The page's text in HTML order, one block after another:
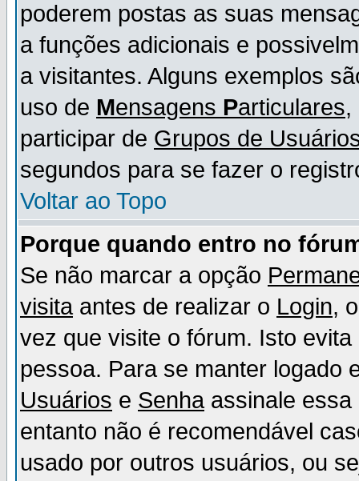
poderem postas as suas
a funções adicionais e
a visitantes. Alguns exemplos
uso de Mensagens Particulares,
participar de Grupos de
segundos para se fazer o
Voltar ao Topo
Porque quando entro no
Se não marcar a opção
visitaantes de realizar o Login,
vez que visite o fórum. Isto
pessoa. Para se manter
Usuários e Senhaassinale essa
entanto não é recomendável
usado por outros usuários, ou